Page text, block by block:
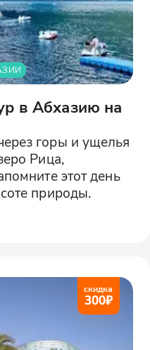
в Абхазию на
горы и ущелья
Рица,
этот день
природы.
скидка
300₽